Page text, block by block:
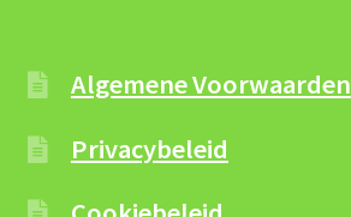
Algemene Voorwaarden
Privacybeleid